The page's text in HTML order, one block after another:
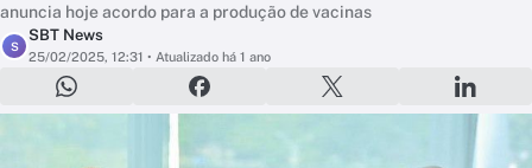
anuncia hoje acordo para a produção de vacinas
S
SBT News
25/02/2025, 12:31 • Atualizado há 1 ano